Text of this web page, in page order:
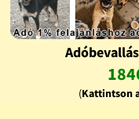
(Kattintson